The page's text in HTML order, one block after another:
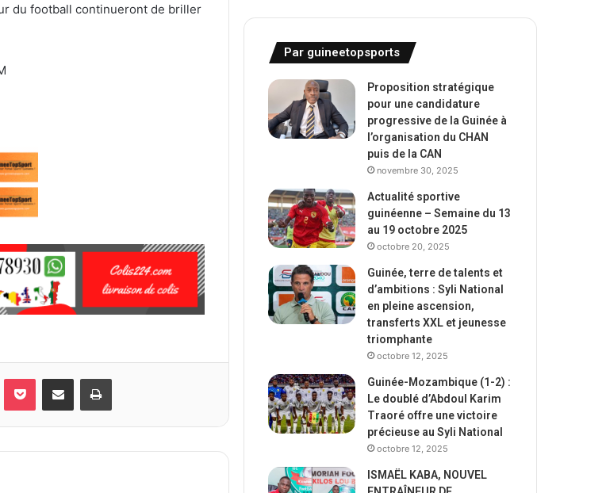
du football continueront de briller
Par guineetopsports
Proposition stratégique
pour une candidature
progressive de la Guinée à
l’organisation du CHAN
puis de la CAN
novembre 30, 2025
Actualité sportive
guinéenne – Semaine du 13
au 19 octobre 2025
octobre 20, 2025
Guinée, terre de talents et
d’ambitions : Syli National
en pleine ascension,
transferts XXL et jeunesse
triomphante
octobre 12, 2025
Guinée-Mozambique (1-2) :
Le doublé d’Abdoul Karim
Traoré offre une victoire
précieuse au Syli National
octobre 12, 2025
ISMAËL KABA, NOUVEL